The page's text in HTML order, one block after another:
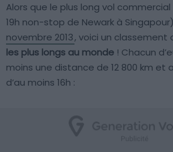
Alors que le plus long vol
19h non-stop de Newark à
novembre 2013, voici un classement
les plus longs au monde ! Chacun
moins une distance de 12 800 km et
d’au moins 16h :